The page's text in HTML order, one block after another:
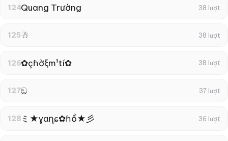
124Quang Trường 38 lượt
125☃︎ 38 lượt
126✿çɦờξm¹tí✿ 38 lượt
127ඞ 37 lượt
128 ミ★ɣɑղɕ✿ɦồ★彡 36 lượt